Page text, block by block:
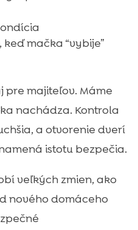
mačka “vybije”
majiteľov. Máme
nachádza. Kontrola
a otvorenie dverí
istotu bezpečia.
veľkých zmien, ako
nového domáceho